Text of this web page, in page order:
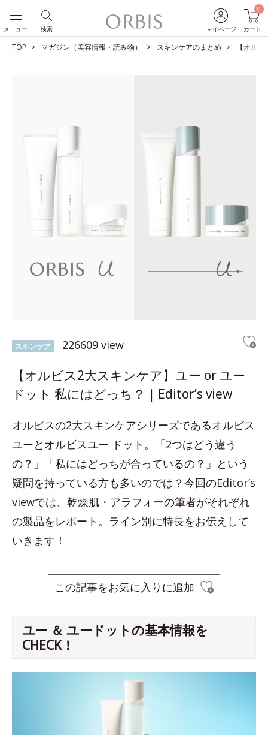
マイページ
0
カート
検索
メニュー
TOP マガジン（美容情報・読み物） スキンケアのまとめ 【オル
スキンケア 226609 view
【オルビス2大スキンケア】ユー or ユー
ドット 私にはどっち？｜Editor’s view
オルビスの2大スキンケアシリーズであるオルビス
ユーとオルビスユー ドット。「2つはどう違う
の？」「私にはどっちが合っているの？」という
疑問を持っている方も多いのでは？今回のEditor’s
viewでは、乾燥肌・アラフォーの筆者がそれぞれ
の製品をレポート。ライン別に特長をお伝えして
いきます！
この記事をお気に入りに追加
ユー ＆ ユードットの基本情報を
CHECK！